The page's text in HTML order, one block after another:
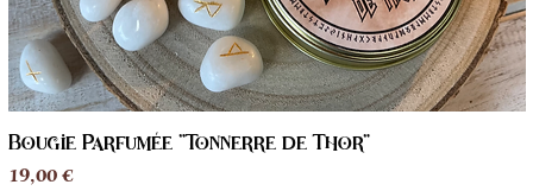
Aperçu rapide
Bougie Parfumée "Tonnerre de Thor"
Prix
19,00 €